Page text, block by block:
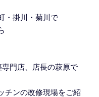
・掛川・菊川で
門店、店長の萩原で
チンの改修現場をご紹